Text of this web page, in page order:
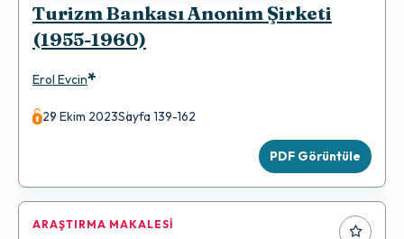
Turizm Bankası Anonim Şirketi
(1955-1960)
Erol Evcin*
29 Ekim 2023Sayfa 139-162
PDF Görüntüle
ARAŞTIRMA MAKALESI